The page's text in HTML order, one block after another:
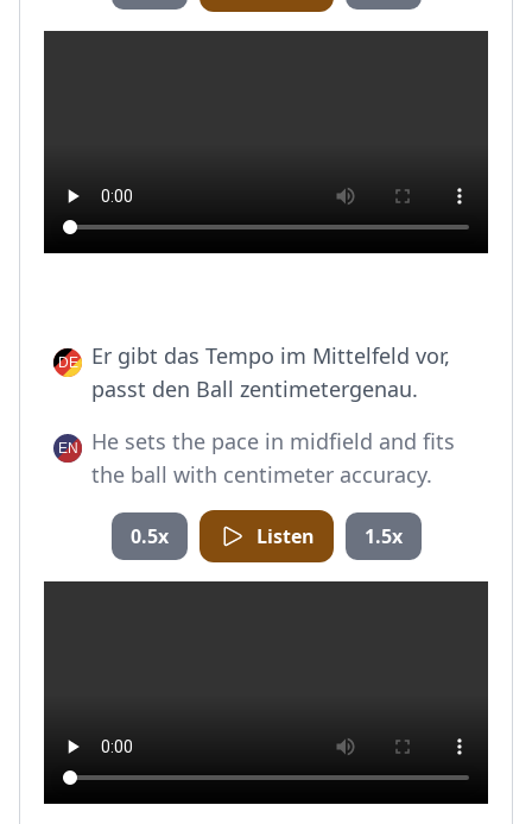
Er gibt das Tempo im Mittelfeld vor,
passt den Ball zentimetergenau.
He sets the pace in midfield and fits
the ball with centimeter accuracy.
0.5x Listen 1.5x